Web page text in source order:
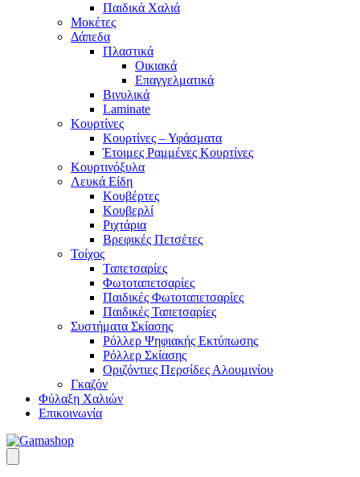
Παιδικά Χαλιά
Μοκέτες
Δάπεδα
Πλαστικά
Οικιακά
Επαγγελματικά
Βινυλικά
Laminate
Κουρτίνες
Κουρτίνες – Υφάσματα
Έτοιμες Ραμμένες Κουρτίνες
Κουρτινόξυλα
Λευκά Είδη
Κουβέρτες
Κουβερλί
Ριχτάρια
Βρεφικές Πετσέτες
Τοίχος
Ταπετσαρίες
Φωτοταπετσαρίες
Παιδικές Φωτοταπετσαρίες
Παιδικές Ταπετσαρίες
Συστήματα Σκίασης
Ρόλλερ Ψηφιακής Εκτύπωσης
Ρόλλερ Σκίασης
Οριζόντιες Περσίδες Αλουμινίου
Γκαζόν
Φύλαξη Χαλιών
Επικοινωνία